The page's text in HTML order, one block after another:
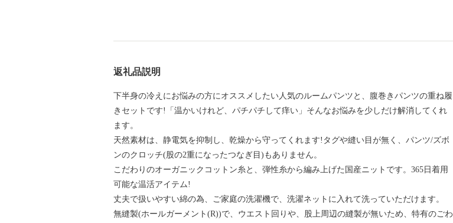
返礼品説明
下半身の冷えにお悩みの方にオススメしたい人気のルームパンツと、腹巻きパンツの重ね履
きセットです!「温かいけれど、パチパチして痒い」そんなお悩みを少しだけ解消してくれ
ます。
天然素材は、静電気を抑制し、乾燥から守ってくれます!タグや縫い目が無く、パンツ/ズボ
ンのクロッチ(股の2重になったつなぎ目)もありません。
こだわりのオーガニックコットン糸と、弾性糸から編み上げた国産ニットです。365日着用
可能な温活アイテム!
丈夫で扱いやすい綿の為、ご家庭の洗濯機で、洗濯ネットに入れて洗っていただけます。
無縫製(ホールガーメント(R))で、ウエスト回りや、股上周辺の縫製が無いため、特有のごわ